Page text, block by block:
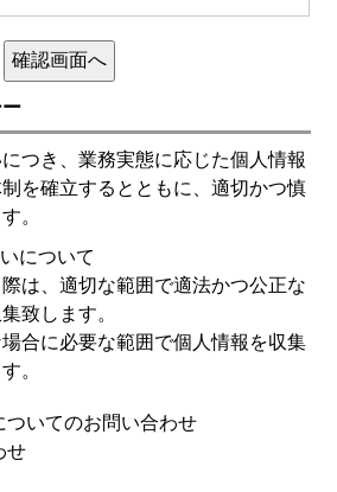
つき、業務実態に応じた個人情報
を確立するとともに、適切かつ慎
。
について
は、適切な範囲で適法かつ公正な
致します。
合に必要な範囲で個人情報を収集
。
ついてのお問い合わせ
せ